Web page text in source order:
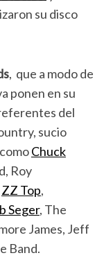
su disco
, que a modo de
ponen en su
del
sucio
Chuck
Roy
ZZ Top,
Seger, The
James, Jeff
Band.